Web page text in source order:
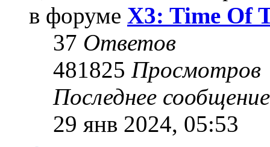
в форуме X3: Time Of
37 Ответов
481825 Просмотров
Последнее
29 янв 2024, 05:53